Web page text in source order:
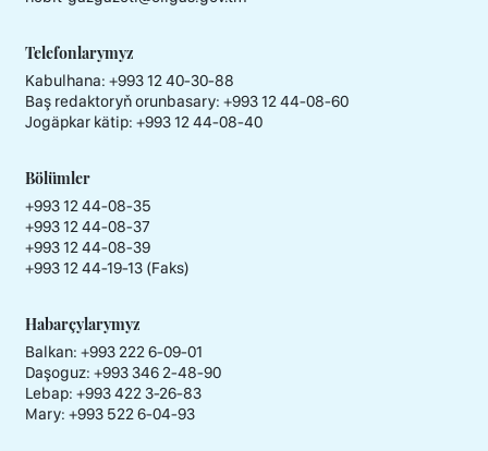
Telefonlarymyz
Kabulhana: +993 12 40-30-88
Baş redaktoryň orunbasary: +993 12 44-08-60
Jogäpkar kätip: +993 12 44-08-40
Bölümler
+993 12 44-08-35
+993 12 44-08-37
+993 12 44-08-39
+993 12 44-19-13 (Faks)
Habarçylarymyz
Balkan: +993 222 6-09-01
Daşoguz: +993 346 2-48-90
Lebap: +993 422 3-26-83
Mary: +993 522 6-04-93